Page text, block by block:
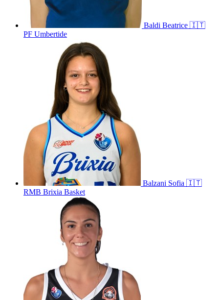
Baldi Beatrice 🇮🇹
PF Umbertide
Balzani Sofia 🇮🇹
RMB Brixia Basket